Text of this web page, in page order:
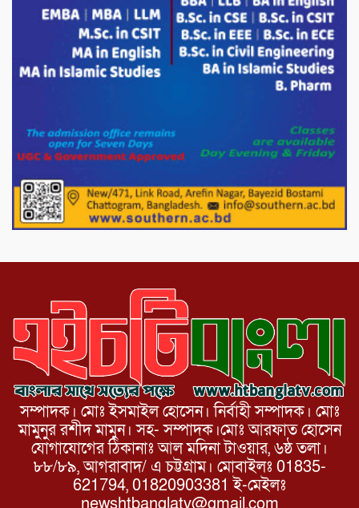
পরিবেশ রক্ষায় পাটগ্রামে ইহসান ইয়ুথ
সার্কেলের বৃক্ষরোপণ
মিরপুর-১১ নম্বরে দুর্বৃত্তদের গুলিতে বিএনপি
পাটগ্রামে চিকিৎসা সেবায় বীর মুক্তিযোদ্ধা দবির
উদ্দিন ফাউন্ডেশন
পাটগ্রামের দহগ্রাম ইউনিয়নের প্রধান সড়ক
ভেঙ্গে যোগাযোগ বিছিন্ন
সম্পাদক। মোঃ ইসমাইল হোসেন। নির্বাহী সম্পাদক। মোঃ
মামুনুর রশীদ মামুন। সহ- সম্পাদক।মোঃ আরফাত হোসেন
যোগাযোগের ঠিকানাঃ আল মদিনা টাওয়ার, ৬ষ্ঠ তলা।
৮৮/৮৯, আগরাবাদ/ এ চট্টগ্রাম। মোবাইলঃ 01835-
621794, 01820903381 ই-মেইলঃ